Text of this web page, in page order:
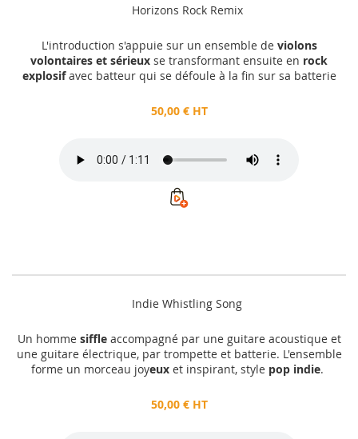
Horizons Rock Remix
L'introduction s'appuie sur un ensemble de violons
volontaires et sérieux se transformant ensuite en rock
explosifavec batteur qui se défoule à la fin sur sa batterie
50,00 € HT
Indie Whistling Song
Un homme siffleaccompagné par une guitare acoustique et
une guitare électrique, par trompette et batterie. L'ensemble
forme un morceau joyeux et inspirant, style pop indie.
50,00 € HT